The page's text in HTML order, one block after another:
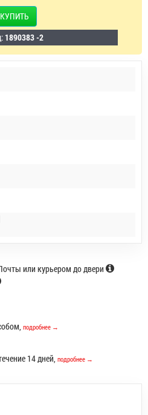
1890383 -2
или курьером до двери
подробнее →
14 дней, подробнее →